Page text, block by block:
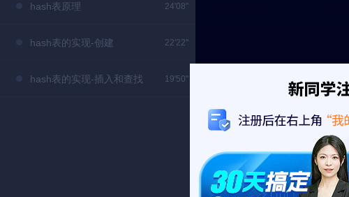
hash表原理 24'08"
hash表的实现-创建 22'22"
hash表的实现-插入和查找 19'50"